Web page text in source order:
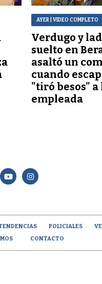
AYER | VIDEO COMPLETO
Verdugo y
suelto en
asaltó un
cuando
"tiró besos" a
empleada
POLICIALES
CONTACTO